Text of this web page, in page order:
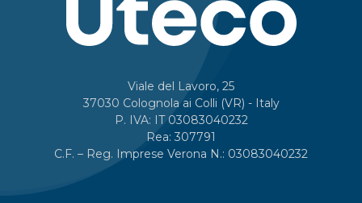
Viale del Lavoro, 25
37030 Colognola ai Colli (VR) - Italy
P. IVA: IT 03083040232
Rea: 307791
C.F. – Reg. Imprese Verona N.: 03083040232